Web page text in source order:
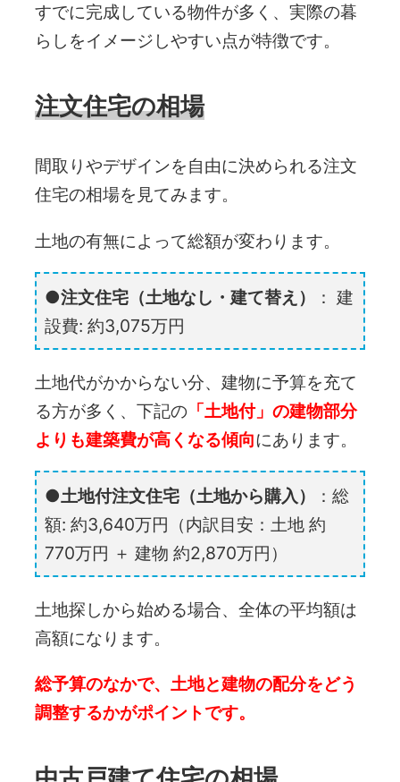
すでに完成している物件が多く、実際の暮
らしをイメージしやすい点が特徴です。
注文住宅の相場
間取りやデザインを自由に決められる注文
住宅の相場を見てみます。
土地の有無によって総額が変わります。
注文住宅（土地なし・建て替え） ： 建
設費: 約3,075万円
土地代がかからない分、建物に予算を充て
る方が多く、下記の「土地付」の建物部分
よりも建築費が高くなる傾向にあります。
土地付注文住宅（土地から購入） ：総
額: 約3,640万円 （内訳目安：土地 約
770万円 ＋ 建物 約2,870万円）
土地探しから始める場合、全体の平均額は
高額になります。
総予算のなかで、土地と建物の配分をどう
調整するかがポイントです。